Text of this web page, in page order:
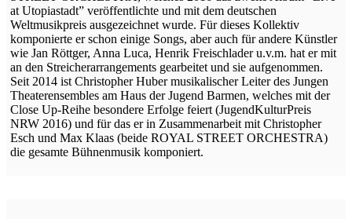
at Utopiastadt” veröffentlichte und mit dem deutschen
Weltmusikpreis ausgezeichnet wurde. Für dieses Kollektiv
komponierte er schon einige Songs, aber auch für andere Künstler
wie Jan Röttger, Anna Luca, Henrik Freischlader u.v.m. hat er mit
an den Streicherarrangements gearbeitet und sie aufgenommen.
Seit 2014 ist Christopher Huber musikalischer Leiter des Jungen
Theaterensembles am Haus der Jugend Barmen, welches mit der
Close Up-Reihe besondere Erfolge feiert (JugendKulturPreis
NRW 2016) und für das er in Zusammenarbeit mit Christopher
Esch und Max Klaas (beide ROYAL STREET ORCHESTRA)
die gesamte Bühnenmusik komponiert.